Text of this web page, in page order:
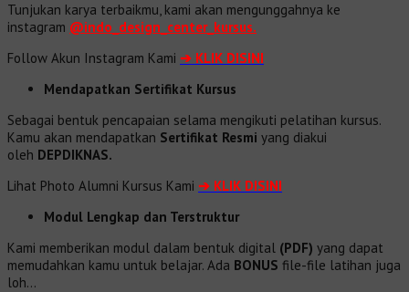
Tunjukan karya terbaikmu, kami akan mengunggahnya ke
instagram @indo_design_center_kursus.
Follow Akun Instagram Kami ➔ KLIK DISINI
Mendapatkan Sertifikat Kursus
Sebagai bentuk pencapaian selama mengikuti pelatihan kursus.
Kamu akan mendapatkan Sertifikat Resmi yang diakui
oleh DEPDIKNAS.
Lihat Photo Alumni Kursus Kami ➔ KLIK DISINI
Modul Lengkap dan Terstruktur
Kami memberikan modul dalam bentuk digital (PDF) yang dapat
memudahkan kamu untuk belajar. Ada BONUS file-file latihan juga
loh…